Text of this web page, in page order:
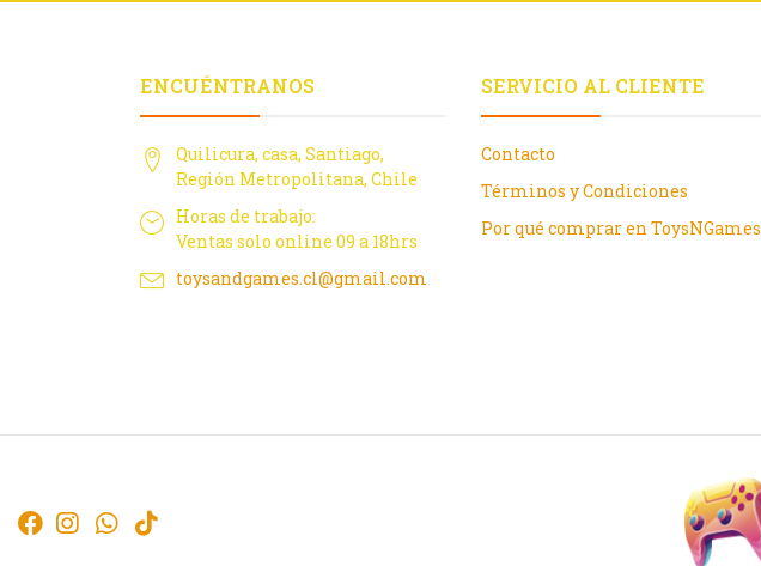
ENCUÉNTRANOS
Quilicura, casa, Santiago,
Región Metropolitana, Chile
Horas de trabajo:
Ventas solo online 09 a 18hrs
toysandgames.cl@gmail.com
SERVICIO AL CLIENTE
Contacto
Términos y Condiciones
Por qué comprar en ToysNGames